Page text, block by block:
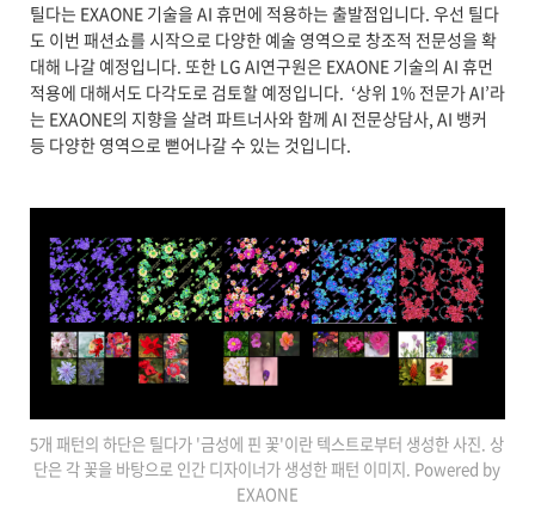
틸다는 EXAONE 기술을 AI 휴먼에 적용하는 출발점입니다. 우선 틸다
도 이번 패션쇼를 시작으로 다양한 예술 영역으로 창조적 전문성을 확
대해 나갈 예정입니다. 또한 LG AI연구원은 EXAONE 기술의 AI 휴먼
적용에 대해서도 다각도로 검토할 예정입니다. ‘상위 1% 전문가 AI’라
는 EXAONE의 지향을 살려 파트너사와 함께 AI 전문상담사, AI 뱅커
등 다양한 영역으로 뻗어나갈 수 있는 것입니다.
5개 패턴의 하단은 틸다가 '금성에 핀 꽃'이란 텍스트로부터 생성한 사진. 상
단은 각 꽃을 바탕으로 인간 디자이너가 생성한 패턴 이미지. Powered by
EXAONE